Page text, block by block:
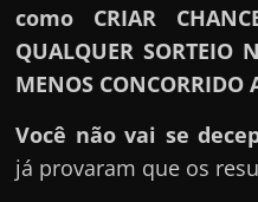
como CRIAR
QUALQUER SORTEIO
MENOS CONCORRIDO
Você não vai se
já provaram que os